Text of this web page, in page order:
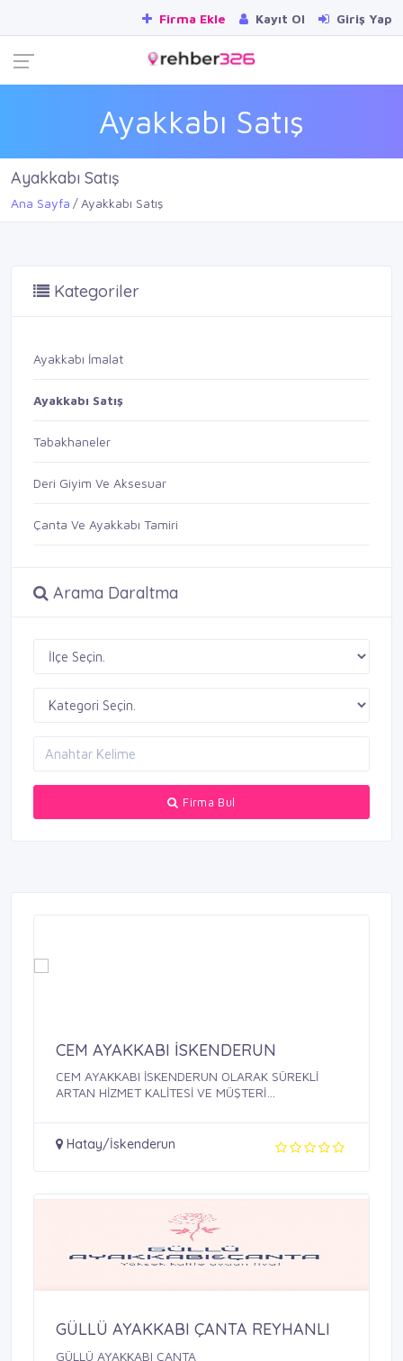
Firma Ekle Kayıt Ol Giriş Yap
Ayakkabı Satış
Ayakkabı Satış
Ana Sayfa Ayakkabı Satış
Kategoriler
Ayakkabı İmalat
Ayakkabı Satış
Tabakhaneler
Deri Giyim Ve Aksesuar
Çanta Ve Ayakkabı Tamiri
Arama Daraltma
Firma Bul
CEM AYAKKABI İSKENDERUN
CEM AYAKKABI İSKENDERUN OLARAK SÜREKLİ
ARTAN HİZMET KALİTESİ VE MÜŞTERİ
Hatay/İskenderun
GÜLLÜ AYAKKABI ÇANTA REYHANLI
GÜLLÜ AYAKKABI ÇANTA